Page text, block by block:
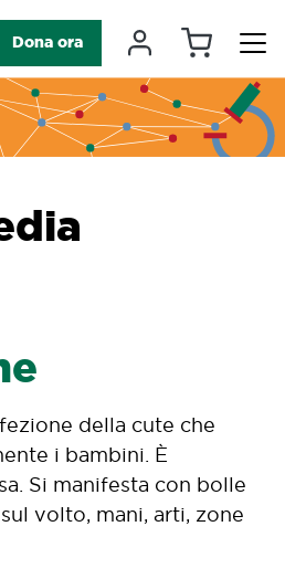
principale
Dona ora Il mioCarrello
della cute che
i bambini. È
Si manifesta con bolle
volto, mani, arti, zone